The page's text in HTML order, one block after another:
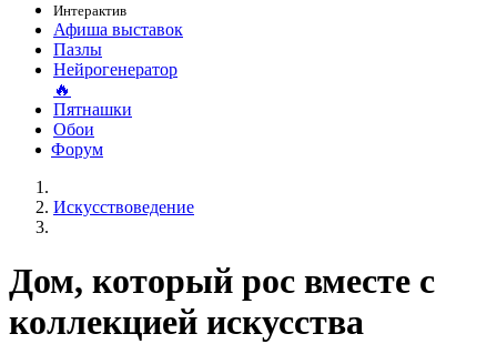
Интерактив
Афиша выставок
Пазлы
Нейрогенератор
🔥
Пятнашки
Обои
Форум
Искусствоведение
Дом, который рос вместе с
коллекцией искусства